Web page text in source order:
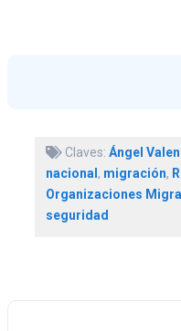
Claves: Ángel
nacional, migración,
Organizaciones
seguridad